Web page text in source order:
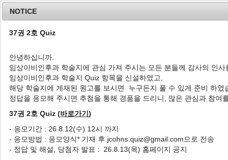
Home Journal Info
Author Guidelines
Template File
NOTICE
37권 2호 Quiz
안녕하십니까.
임상이비인후과 학술지에 관심 가져 주시는 모든 분들께 감사의 인사
임상이비인후과 학술지 Quiz 항목을 신설하였고,
해당 학술지에 게재된 원고를 보시면 누구든지 풀 수 있게 준비 하였
정답을 응모해 주시면 추첨을 통해 경품을 드리니, 많은 관심과 참여
37권 2호 Quiz (바로가기)
- 응모기간 : 26.8.12(수) 12시 까지
- 응모방법 : 응모양식* 기재 후 jcohns.quiz@gmail.com으로 전송
- 정답 및 해설, 당첨자 발표 : 26.8.13(목) 홈페이지 공지